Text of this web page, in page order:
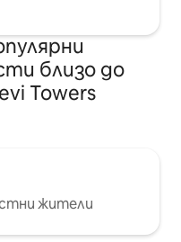
близо до
Towers
жители